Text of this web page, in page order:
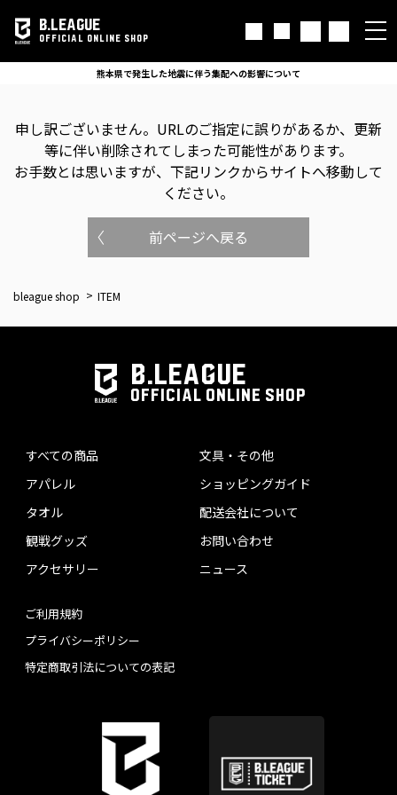
B.LEAGUE
OFFICIAL ONLINE SHOP
熊本県で発生した地震に伴う集配への影響について
申し訳ございません。 URLのご指定に誤りがあるか、更新
等に伴い削除されてしまった可能性があります。
お手数とは思いますが、下記リンクからサイトへ移動して
ください。
前ページへ戻る
bleague shop ITEM
B.LEAGUE
OFFICIAL ONLINE SHOP
すべての商品
アパレル
タオル
観戦グッズ
アクセサリー
文具・その他
ショッピングガイド
配送会社について
お問い合わせ
ニュース
ご利用規約
プライバシーポリシー
特定商取引法についての表記